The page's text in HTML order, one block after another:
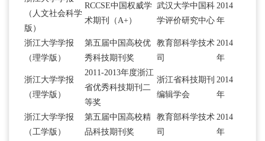
（人文社会科学
版）
RCCSE中国权威学
术期刊（A+）
武汉大学中国科
学评价研究中心
2014
年
浙江大学学报
（理学版）
第五届中国高校优
秀科技期刊奖
教育部科学技术
司
2014
年
浙江大学学报
（理学版）
2011-2013年度浙江
省优秀科技期刊二
等奖
浙江省科技期刊
编辑学会
2014
年
浙江大学学报
（工学版）
第五届中国高校精
品科技期刊奖
教育部科学技术
司
2014
年